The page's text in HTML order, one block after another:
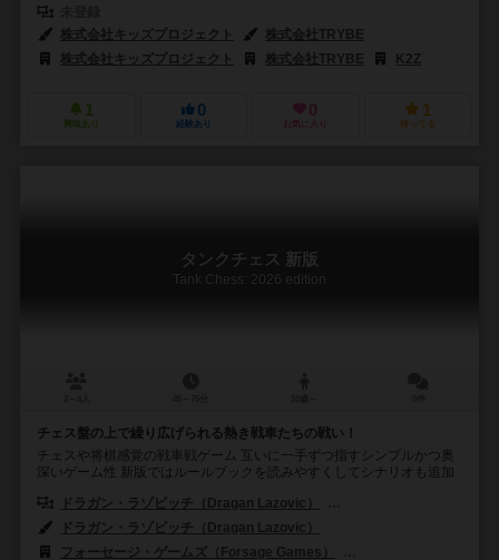
株式会社キッズプロジェクト
株式会社TRYBE
株式会社キッズプロジェクト
株式会社TRYBE K2Z
1
興味あり
0
経験あり
0
お気に入り
1
持ってる
タンクチェス 新版
Tank Chess: 2026 edition
チェス盤の上で繰り広げられる熱き戦車たちの戦い！
チェスや将棋感覚の戦車戦ゲーム 互いに一手ずつ指すシンプルかつ奥
深いゲーム性 新版ではルールブックを読みやすくしてシナリオも追加
ドラガン・ラゾビッチ（Dragan Lazovic）
ドラガン・ラゾビッチ（Dragan Lazovic）
フォーセージ・ゲームズ（Forsage Games）